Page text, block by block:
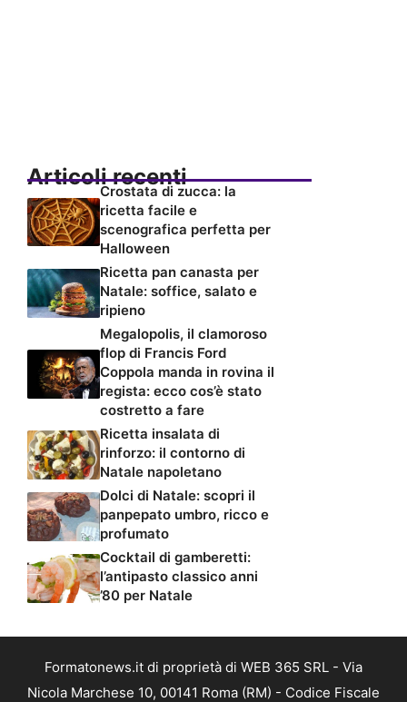
Articoli recenti
Crostata di zucca: la
ricetta facile e
scenografica perfetta per
Halloween
Ricetta pan canasta per
Natale: soffice, salato e
ripieno
Megalopolis, il clamoroso
flop di Francis Ford
Coppola manda in rovina il
regista: ecco cos’è stato
costretto a fare
Ricetta insalata di
rinforzo: il contorno di
Natale napoletano
Dolci di Natale: scopri il
panpepato umbro, ricco e
profumato
Cocktail di gamberetti:
l’antipasto classico anni
’80 per Natale
Formatonews.it di proprietà di WEB 365 SRL - Via
Nicola Marchese 10, 00141 Roma (RM) - Codice Fiscale